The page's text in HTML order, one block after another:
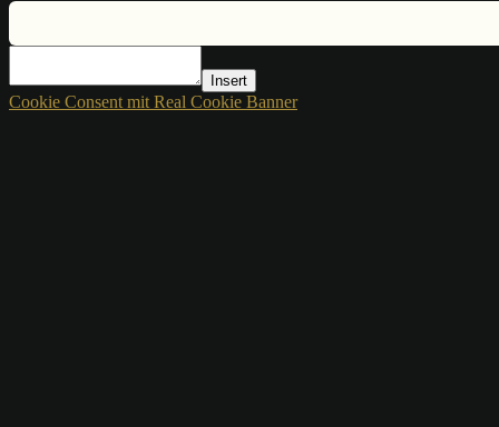
Insert
Cookie Consent mit Real Cookie Banner